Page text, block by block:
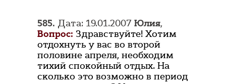
585. Дата: 19.01.2007 Юлия,
Вопрос: Здравствуйте! Хотим
отдохнуть у вас во второй
половине апреля, необходим
тихий спокойный отдых. На
сколько это возможно в период